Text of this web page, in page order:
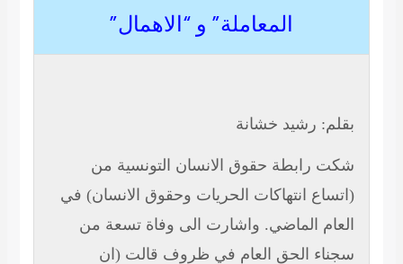
المعاملة” و “الاهمال”
بقلم: رشيد خشانة
شكت رابطة حقوق الانسان التونسية من
(اتساع انتهاكات الحريات وحقوق الانسان) في
العام الماضي. واشارت الى وفاة تسعة من
سجناء الحق العام في ظروف قالت (ان